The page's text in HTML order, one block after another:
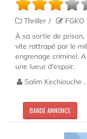
Thriller FGKO
À sa sortie de
vite rattrapé par le
engrenage criminel.
une lueur d'espoir.
Salim Kechiouche
BANDE ANNONCE